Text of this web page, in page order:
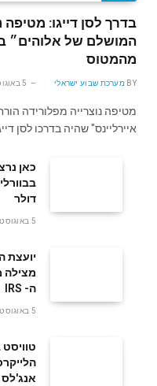
בדרך לסן דייגו: מטיפה
המושלם של אלוהים״
מהמטוס
BY מערכת שבוע ישראלי 5 באוגוסט 2026
מטיפה נוצרייה מפלורידה
איירליינס" שהיה בדרכו לסן
‬דולר
5 באוגוסט 2026
‬ה- IRS
5 באוגוסט 2026